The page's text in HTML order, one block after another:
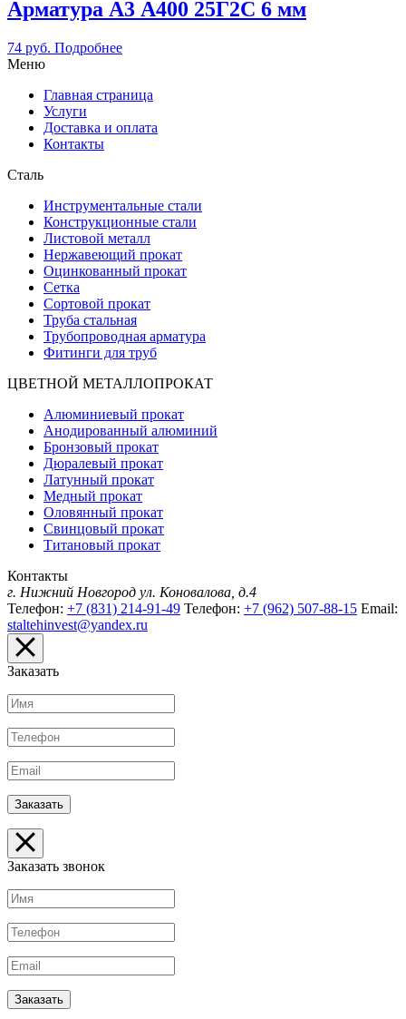
Арматура А3 А400 25Г2С 6 мм
74 руб. Подробнее
Меню
Главная страница
Услуги
Доставка и оплата
Контакты
Сталь
Инструментальные стали
Конструкционные стали
Листовой металл
Нержавеющий прокат
Оцинкованный прокат
Сетка
Сортовой прокат
Труба стальная
Трубопроводная арматура
Фитинги для труб
ЦВЕТНОЙ МЕТАЛЛОПРОКАТ
Алюминиевый прокат
Анодированный алюминий
Бронзовый прокат
Дюралевый прокат
Латунный прокат
Медный прокат
Оловянный прокат
Свинцовый прокат
Титановый прокат
Контакты
г. Нижний Новгород ул. Коновалова, д.4
Телефон: +7 (831) 214-91-49 Телефон: +7 (962) 507-88-15 Email:
staltehinvest@yandex.ru
Заказать
Заказать звонок